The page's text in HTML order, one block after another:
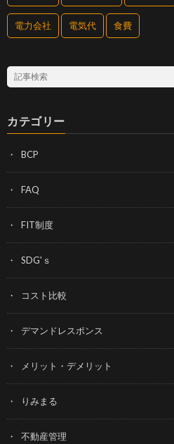
電力会社 電気代 食費
カテゴリー
BCP
FAQ
FIT制度
SDG'ｓ
コスト比較
デマンドレスポンス
メリット・デメリット
りみまる
不動産管理